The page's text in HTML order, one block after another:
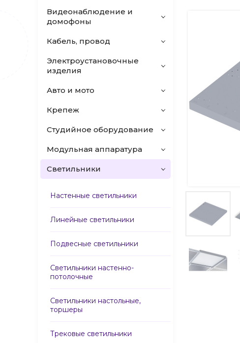
Видеонаблюдение и
домофоны
Кабель, провод
Электроустановочные
изделия
Авто и мото
Крепеж
Студийное оборудование
Модульная аппаратура
Светильники
Настенные светильники
Линейные светильники
Подвесные светильники
Светильники настенно-
потолочные
Светильники настольные,
торшеры
Трековые светильники